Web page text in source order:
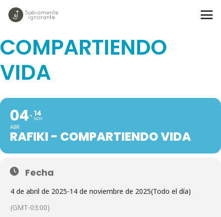
RAFIKI -
COMPARTIENDO
VIDA
04
ABR
14
NOV
RAFIKI - COMPARTIENDO VIDA
Fecha
4 de abril de 2025-14 de noviembre de 2025(Todo el día)
(GMT-03:00)